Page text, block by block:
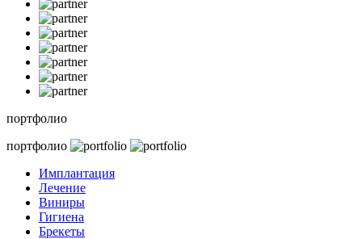
портфолио
портфолио
Имплантация
Лечение
Виниры
Гигиена
Брекеты